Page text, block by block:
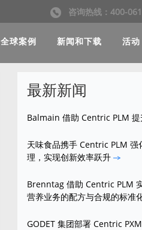
咨询热线：400-
全球案例 新闻和下载 活动
最新新闻
Balmain 借助 Centric PLM 提
天味食品携手 Centric PLM 强
理，实现创新效率跃升
Brenntag 借助 Centric PLM
营养业务的配方与合规的标准
GODET 集团部署 Centric